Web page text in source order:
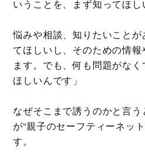
いうことを、まず知ってほし
悩みや相談、知りたいこと
てほしいし、そのための情
ます。でも、何も問題がな
ほしいんです」
なぜそこまで誘うのかと言
が“親子のセーフティーネッ
す。